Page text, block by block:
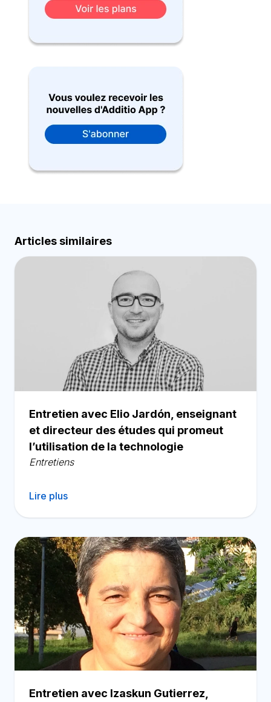
Articles similaires
Entretien avec Elio Jardón, enseignant
et directeur des études qui promeut
l’utilisation de la technologie
Entretiens
Lire plus
Entretien avec Izaskun Gutierrez,